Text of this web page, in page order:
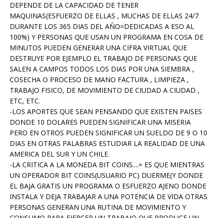
DEPENDE DE LA CAPACIDAD DE TENER
MAQUINAS(ESFUERZO DE ELLAS , MUCHAS DE ELLAS 24/7
DURANTE LOS 365 DIAS DEL AÑO=DEDICADAS A ESO AL
100%) Y PERSONAS QUE USAN UN PROGRAMA EN COSA DE
MINUTOS PUEDEN GENERAR UNA CIFRA VIRTUAL QUE
DESTRUYE POR EJEMPLO EL TRABAJO DE PERSONAS QUE
SALEN A CAMPOS TODOS LOS DIAS POR UNA SIEMBRA ,
COSECHA O PROCESO DE MANO FACTURA , LIMPIEZA ,
TRABAJO FISICO, DE MOVIMIENTO DE CIUDAD A CIUDAD ,
ETC, ETC.
-LOS APORTES QUE SEAN PENSANDO QUE EXISTEN PAISES
DONDE 10 DOLARES PUEDEN SIGNIFICAR UNA MISERIA
PERO EN OTROS PUEDEN SIGNIFICAR UN SUELDO DE 9 O 10
DIAS EN OTRAS PALABRAS ESTUDIAR LA REALIDAD DE UNA
AMERICA DEL SUR Y UN CHILE.
-LA CRITICA A LA MONEDA BIT COINS....= ES QUE MIENTRAS
UN OPERADOR BIT COINS(USUARIO PC) DUERME(Y DONDE
EL BAJA GRATIS UN PROGRAMA O ESFUERZO AJENO DONDE
INSTALA Y DEJA TRABAJAR A UNA POTENCIA DE VIDA OTRAS
PERSONAS GENERAN UNA RUTINA DE MOVIMIENTO Y